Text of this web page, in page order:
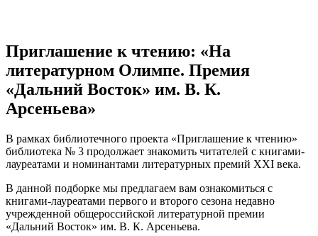
Приглашение к чтению: «На
литературном Олимпе. Премия
«Дальний Восток» им. В. К.
Арсеньева»
В рамках библиотечного проекта «Приглашение к чтению»
библиотека № 3 продолжает знакомить читателей с книгами-
лауреатами и номинантами литературных премий XXI века.
В данной подборке мы предлагаем вам ознакомиться с
книгами-лауреатами первого и второго сезона недавно
учрежденной общероссийской литературной премии
«Дальний Восток» им. В. К. Арсеньева.